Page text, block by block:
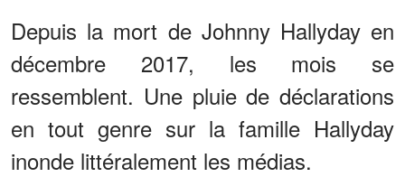
Depuis la mort de Johnny Hallyday en
décembre 2017, les mois se
ressemblent. Une pluie de déclarations
en tout genre sur la famille Hallyday
inonde littéralement les médias.